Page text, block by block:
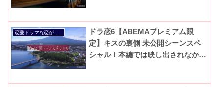
恋愛ドラマな恋がしたい
ドラ恋6【ABEMAプレミアム限
定】キスの裏側 未公開シーンスペ
シャル！本編では映し出されなかっ